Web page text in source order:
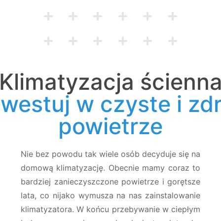
ścienna
w czyste i
powietrze
Nie bez powodu tak wiele osób decyduje się na
domową klimatyzację. Obecnie mamy coraz to
bardziej zanieczyszczone powietrze i gorętsze
lata, co nijako wymusza na nas zainstalowanie
klimatyzatora. W końcu przebywanie w ciepłym